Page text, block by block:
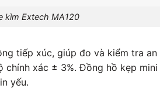
kìm Extech MA120
tiếp xúc, giúp đo và kiểm tra
xác ± 3%. Đồng hồ kẹp
yếu.